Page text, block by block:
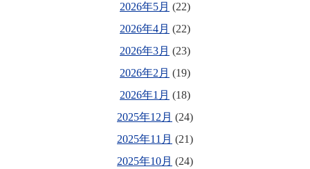
2026年5月 (22)
2026年4月 (22)
2026年3月 (23)
2026年2月 (19)
2026年1月 (18)
2025年12月 (24)
2025年11月 (21)
2025年10月 (24)